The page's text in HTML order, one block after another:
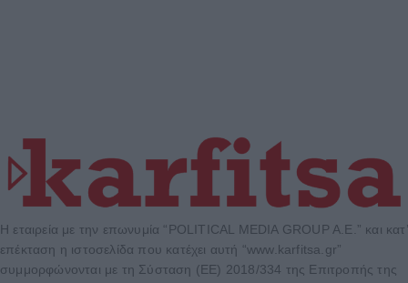
Η εταιρεία με την επωνυμία “POLITICAL MEDIA GROUP A.E.” και κατ’
επέκταση η ιστοσελίδα που κατέχει αυτή “www.karfitsa.gr”
συμμορφώνονται με τη Σύσταση (ΕΕ) 2018/334 της Επιτροπής της